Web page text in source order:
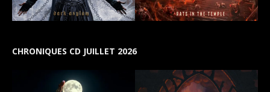
CHRONIQUES CD JUILLET 2026